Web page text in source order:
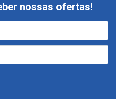
nossas ofertas!